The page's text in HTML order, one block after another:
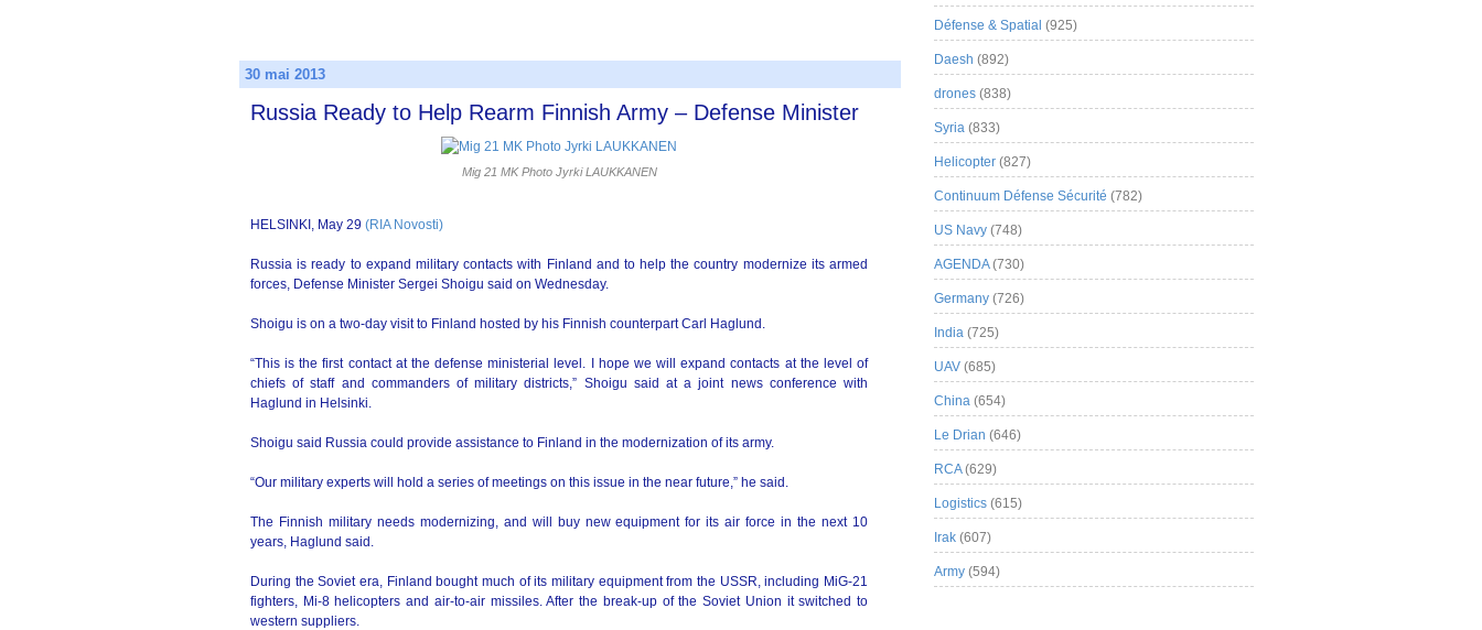
30 mai 2013
Russia Ready to Help Rearm Finnish Army – Defense Minister
Mig 21 MK Photo Jyrki LAUKKANEN
HELSINKI, May 29 (RIA Novosti)
Russia is ready to expand military contacts with Finland and to help the country modernize its armed
forces, Defense Minister Sergei Shoigu said on Wednesday.
Shoigu is on a two-day visit to Finland hosted by his Finnish counterpart Carl Haglund.
“This is the first contact at the defense ministerial level. I hope we will expand contacts at the level of
chiefs of staff and commanders of military districts,” Shoigu said at a joint news conference with
Haglund in Helsinki.
Shoigu said Russia could provide assistance to Finland in the modernization of its army.
“Our military experts will hold a series of meetings on this issue in the near future,” he said.
The Finnish military needs modernizing, and will buy new equipment for its air force in the next 10
years, Haglund said.
During the Soviet era, Finland bought much of its military equipment from the USSR, including MiG-21
fighters, Mi-8 helicopters and air-to-air missiles. After the break-up of the Soviet Union it switched to
western suppliers.
Défense & Spatial (925)
Daesh (892)
drones (838)
Syria (833)
Helicopter (827)
Continuum Défense Sécurité (782)
US Navy (748)
AGENDA(730)
Germany (726)
India (725)
UAV (685)
China (654)
Le Drian (646)
RCA(629)
Logistics (615)
Irak (607)
Army (594)